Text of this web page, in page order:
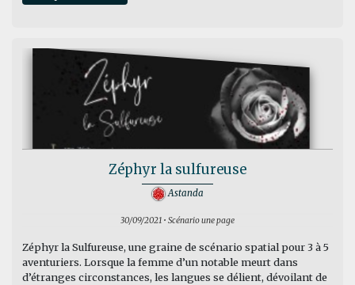
Zéphyr la sulfureuse
Astanda
30/09/2021 • Scénario une page
Zéphyr la Sulfureuse, une graine de scénario spatial pour 3 à 5
aventuriers. Lorsque la femme d’un notable meurt dans
d’étranges circonstances, les langues se délient, dévoilant de